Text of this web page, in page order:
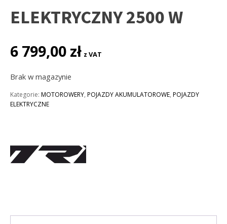
ELEKTRYCZNY 2500 W
6 799,00 zł z VAT
Brak w magazynie
Kategorie: MOTOROWERY, POJAZDY AKUMULATOROWE, POJAZDY
ELEKTRYCZNE